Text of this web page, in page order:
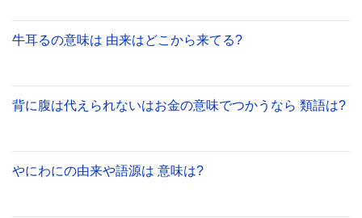
牛耳るの意味は 由来はどこから来てる?
背に腹は代えられないはお金の意味でつかうなら 類語は?
やにわにの由来や語源は 意味は?